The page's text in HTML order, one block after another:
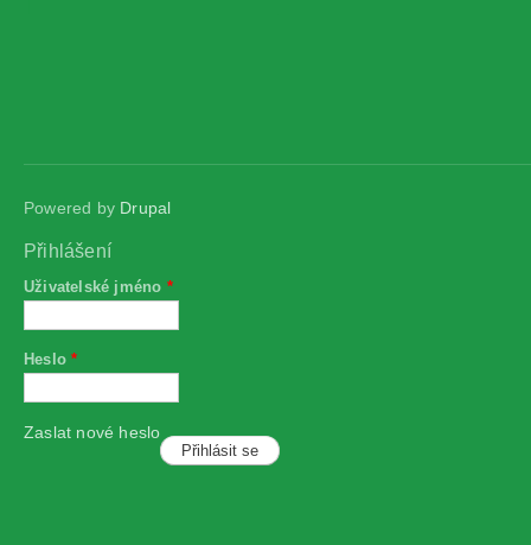
Powered by Drupal
Přihlášení
Uživatelské jméno *
Heslo*
Zaslat nové heslo